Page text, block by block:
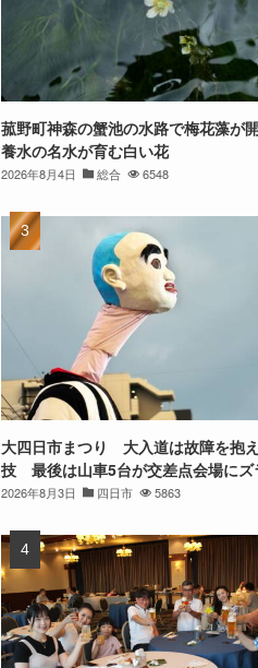
菰野町神森の蟹池の水路で梅花藻
養水の名水が育む白い花
2026年8月4日 総合 6548
大四日市まつり 大入道は故障を抱
技 最後は山車5台が交差点会場にズ
2026年8月3日 四日市 5863